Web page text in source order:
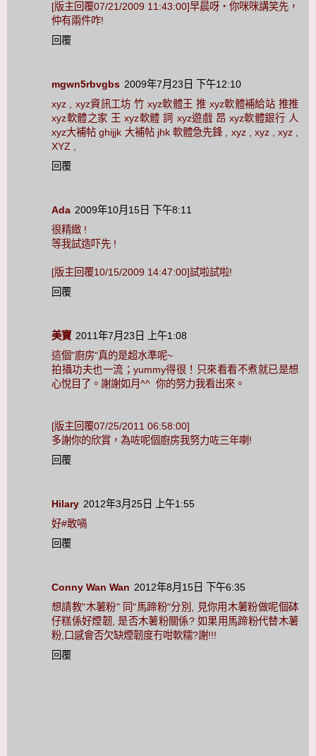
[版主回覆07/21/2009 11:43:00]早晨呀‧你咪咪講笑先，
仲有兩件咋!
回覆
mgwn5rbvgbs 2009年7月23日 下午12:10
xyz , xyz資訊工坊 竹 xyz軟體王 推 xyz軟體補給站 推推
xyz軟體之家 王 xyz軟體 詞 xyz遊戲 昂 xyz軟體銀行 人
xyz大補帖 ghijjk 大補帖 jhk 軟體急先鋒 , xyz , xyz , xyz ,
XYZ ,
回覆
Ada 2009年10月15日 下午8:11
很精緻 !
等我試造吓先 !
[版主回覆10/15/2009 14:47:00]試啦試啦!
回覆
美寶 2011年7月23日 上午1:08
這個"廚房"真的是超水準呢~
拍攝功夫也一流；yummy得很！只來看看不煮就已是想
心悅目了。謝謝如月^^ 你的努力我看出來。
[版主回覆07/25/2011 06:58:00]
多謝你的欣賞，為咗呢個廚房我努力咗三年喇!
回覆
Hilary 2012年3月25日 上午1:55
好#敢喎
回覆
Conny Wan Wan 2012年8月15日 下午6:35
想請教"木薯粉" 同"馬蹄粉"分別, 見你用木薯粉做呢個砵
仔糕係好煙韌, 是否木薯粉關係? 如果用馬蹄粉代替木薯
粉,口感會否欠缺煙韌度冇咁軟糯?謝!!!
回覆